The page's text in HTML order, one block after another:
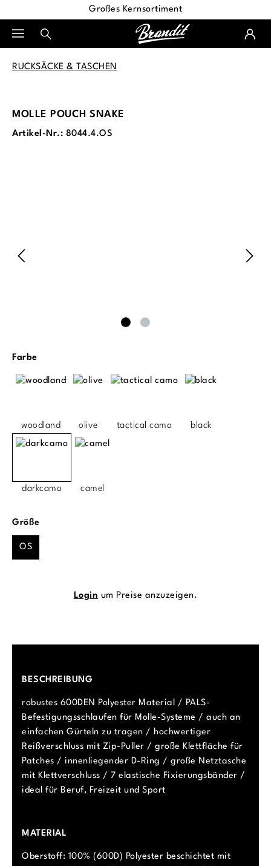
Großes Kernsortiment
RUCKSÄCKE & TASCHEN
MOLLE POUCH SNAKE
Artikel-Nr.: 8044.4.OS
Farbeauswählen
woodland olive tactical camo black
darkcamo camel
Größeauswählen
OS
Login um Preise anzuzeigen.
BESCHREIBUNG
robustes 600DEN Polyester Material / PALS-
Befestigungsschlaufen für Molle-Systeme / auch an
einfachen Gürteln zu tragen / hochwertiger
Reißverschluss mit Zip-Puller / große Klettfläche für
Patches / innenliegender D-Ring / große Netztasche
mit Klettverschluss / 7 elastische Fixierungsbänder /
ideal für Beruf, Freizeit und Sport
MATERIAL
Oberstoff: 100% (600D) Polyester beschichtet mit